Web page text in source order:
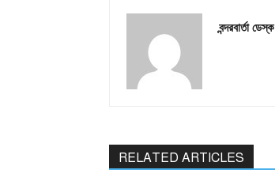
বন্দরবার্তা ডেস্ক
RELATED ARTICLES